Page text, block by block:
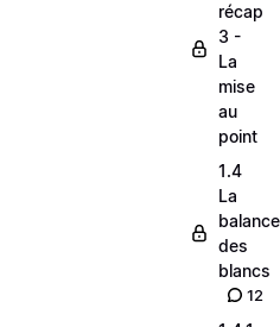
récap
3 -
La
mise
au
point
1.4
La
balance
des
blancs
12